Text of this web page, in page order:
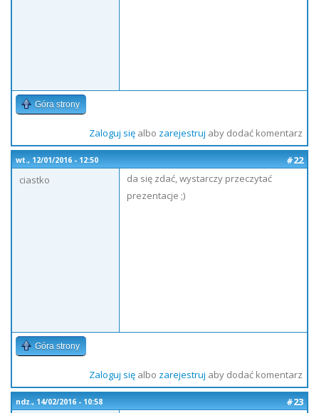
Góra strony
Zaloguj sięalbo zarejestruj aby dodać komentarz
wt., 12/01/2016 - 12:50
#22
ciastko
da się zdać, wystarczy przeczytać
prezentacje ;)
Góra strony
Zaloguj sięalbo zarejestruj aby dodać komentarz
ndz., 14/02/2016 - 10:58
#23